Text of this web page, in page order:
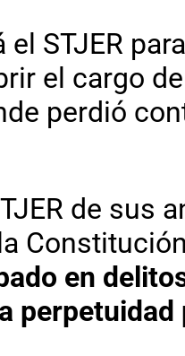
el STJER
el cargo
perdió
de sus
en